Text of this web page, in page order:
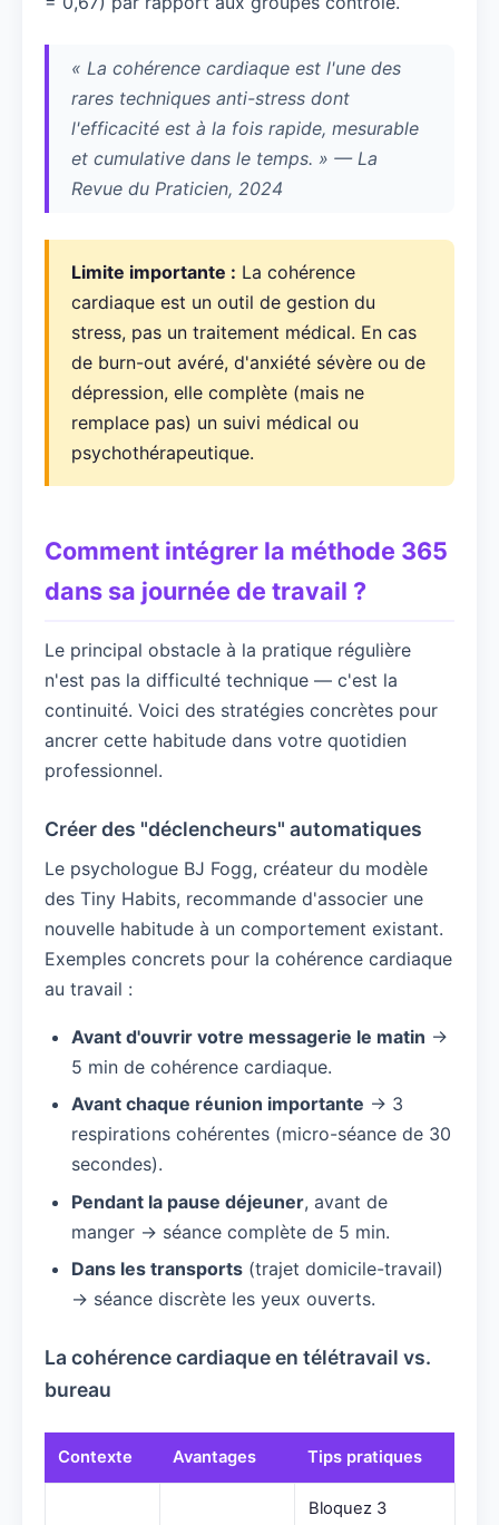
« La cohérence cardiaque est l'une des
rares techniques anti-stress dont
l'efficacité est à la fois rapide, mesurable
et cumulative dans le temps. » — La
Revue du Praticien, 2024
Limite importante : La cohérence
cardiaque est un outil de gestion du
stress, pas un traitement médical. En cas
de burn-out avéré, d'anxiété sévère ou de
dépression, elle complète (mais ne
remplace pas) un suivi médical ou
psychothérapeutique.
Comment intégrer la méthode 365
dans sa journée de travail ?
Le principal obstacle à la pratique régulière
n'est pas la difficulté technique — c'est la
continuité. Voici des stratégies concrètes pour
ancrer cette habitude dans votre quotidien
professionnel.
Créer des "déclencheurs" automatiques
Le psychologue BJ Fogg, créateur du modèle
des Tiny Habits, recommande d'associer une
nouvelle habitude à un comportement existant.
Exemples concrets pour la cohérence cardiaque
au travail :
Avant d'ouvrir votre messagerie le matin →
5 min de cohérence cardiaque.
Avant chaque réunion importante → 3
respirations cohérentes (micro-séance de 30
secondes).
Pendant la pause déjeuner, avant de
manger → séance complète de 5 min.
Dans les transports (trajet domicile-travail)
→ séance discrète les yeux ouverts.
La cohérence cardiaque en télétravail vs.
bureau
Contexte Avantages Tips pratiques
Bloquez 3